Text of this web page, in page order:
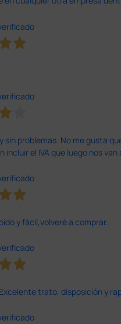
sin problemas. No me gusta
incluir el IVA que luego nos van
y fácil,volveré a comprar.
trato, disposición y